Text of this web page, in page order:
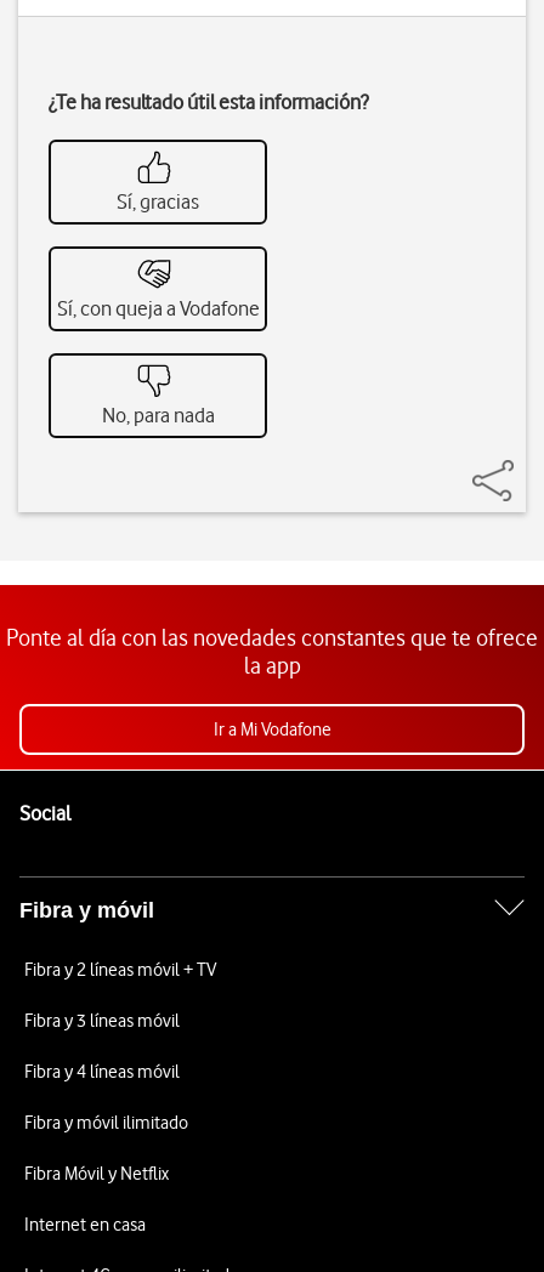
¿Te ha resultado útil esta información?
Sí, gracias
Sí, con queja a Vodafone
No, para nada
Ponte al día con las novedades constantes que te ofrece
la app
Ir a Mi Vodafone
SocialEnlaces a las redes sociales de Vodafone
Fibra y móvil
Fibra y 2 líneas móvil + TV
Fibra y 3 líneas móvil
Fibra y 4 líneas móvil
Fibra y móvil ilimitado
Fibra Móvil y Netflix
Internet en casa